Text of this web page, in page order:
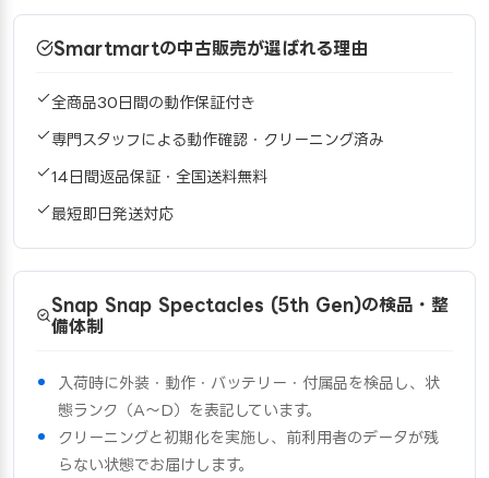
Smartmartの中古販売が選ばれる理由
全商品30日間の動作保証付き
専門スタッフによる動作確認・クリーニング済み
14日間返品保証・全国送料無料
最短即日発送対応
Snap Snap Spectacles (5th Gen)の検品・整
備体制
入荷時に外装・動作・バッテリー・付属品を検品し、状
態ランク（A〜D）を表記しています。
クリーニングと初期化を実施し、前利用者のデータが残
らない状態でお届けします。